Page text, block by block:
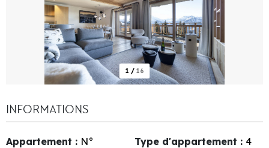
1 / 16
INFORMATIONS
Appartement : N°
Type d'appartement : 4